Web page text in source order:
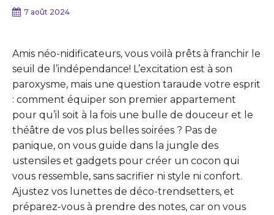
7 août 2024
Amis néo-nidificateurs, vous voilà prêts à franchir le
seuil de l’indépendance! L’excitation est à son
paroxysme, mais une question taraude votre esprit
: comment équiper son premier appartement
pour qu’il soit à la fois une bulle de douceur et le
théâtre de vos plus belles soirées ? Pas de
panique, on vous guide dans la jungle des
ustensiles et gadgets pour créer un cocon qui
vous ressemble, sans sacrifier ni style ni confort.
Ajustez vos lunettes de déco-trendsetters, et
préparez-vous à prendre des notes, car on vous